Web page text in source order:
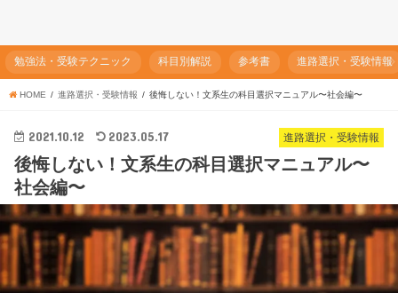
勉強法・受験テクニック 科目別解説 参考書 進路選択・受験情報
HOME 進路選択・受験情報 後悔しない！文系生の科目選択マニュアル〜社会編〜
進路選択・受験情報
2021.10.12 2023.05.17
後悔しない！文系生の科目選択マニュアル〜
社会編〜